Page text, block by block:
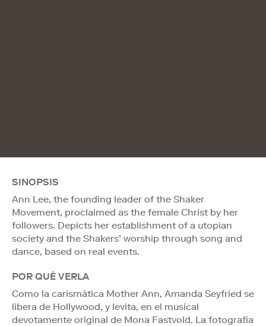
SINOPSIS
Ann Lee, the founding leader of the Shaker
Movement, proclaimed as the female Christ by her
followers. Depicts her establishment of a utopian
society and the Shakers’ worship through song and
dance, based on real events.
POR QUÉ VERLA
Como la carismática Mother Ann, Amanda Seyfried se
libera de Hollywood, y levita, en el musical
devotamente original de Mona Fastvold. La fotografía